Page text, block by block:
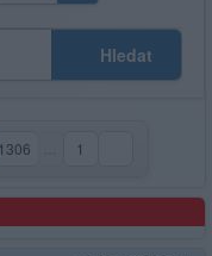
Hledat
strana)
1306 1